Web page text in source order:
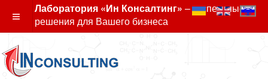
Лаборатория «Ин Консалтинг» – экспертные
решения для Вашего бизнеса